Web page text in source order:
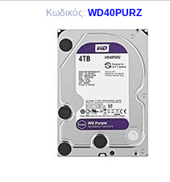
Κωδικός: WD40PURZ